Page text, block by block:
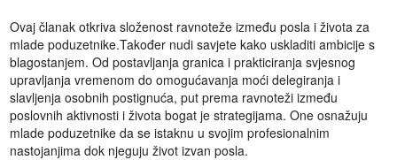
Ovaj članak otkriva složenost ravnoteže između posla i života za
mlade poduzetnike.Također nudi savjete kako uskladiti ambicije s
blagostanjem. Od postavljanja granica i prakticiranja svjesnog
upravljanja vremenom do omogućavanja moći delegiranja i
slavljenja osobnih postignuća, put prema ravnoteži između
poslovnih aktivnosti i života bogat je strategijama. One osnažuju
mlade poduzetnike da se istaknu u svojim profesionalnim
nastojanjima dok njeguju život izvan posla.